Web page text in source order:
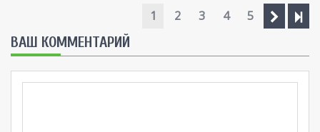
1 2 3 4 5
ВАШ КОММЕНТАРИЙ